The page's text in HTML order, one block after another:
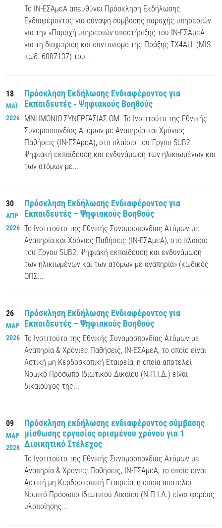
Το ΙΝ-ΕΣΑμεΑ απευθύνει Πρόσκληση Εκδήλωσης
Ενδιαφέροντος για σύναψη σύμβασης παροχής υπηρεσιών
για την «Παροχή υπηρεσιών υποστήριξης του ΙΝ-ΕΣΑμεΑ
για τη διαχείριση και συντονισμό της Πράξης TX4ALL (MIS
κωδ. 6007137) του...
18
ΜΑΪ
2026
Πρόσκληση Εκδήλωσης Ενδιαφέροντος για
Εκπαιδευτές - Ψηφιακούς Βοηθούς
ΜΝΗΜΟΝΙΟ ΣΥΝΕΡΓΑΣΙΑΣ ΟΜ Το Ινστιτούτο της Εθνικής
Συνομοσπονδίας Ατόμων με Αναπηρία και Χρόνιες
Παθήσεις (ΙΝ-ΕΣΑμεΑ), στο πλαίσιο του Έργου SUB2.
Ψηφιακή εκπαίδευση και ενδυνάμωση των ηλικιωμένων και
των ατόμων με...
30
ΑΠΡ
2026
Πρόσκληση Εκδήλωσης Ενδιαφέροντος για
Εκπαιδευτές – Ψηφιακούς Βοηθούς
Το Ινστιτούτο της Εθνικής Συνομοσπονδίας Ατόμων με
Αναπηρία και Χρόνιες Παθήσεις (ΙΝ-ΕΣΑμεΑ), στο πλαίσιο
του Έργου SUB2. Ψηφιακή εκπαίδευση και ενδυνάμωση
των ηλικιωμένων και των ατόμων με αναπηρία» (κωδικός
ΟΠΣ...
26
ΜΑΡ
2026
Πρόσκληση Εκδήλωσης Ενδιαφέροντος για
Εκπαιδευτές – Ψηφιακούς Βοηθούς
Το Ινστιτούτο της Εθνικής Συνομοσπονδίας Ατόμων με
Αναπηρία & Χρόνιες Παθήσεις, ΙΝ-ΕΣΑμεΑ, το οποίο είναι
Αστική μη Κερδοσκοπική Εταιρεία, η οποία αποτελεί
Νομικό Πρόσωπο Ιδιωτικού Δικαίου (Ν.Π.Ι.Δ.) είναι
δικαιούχος της...
09
ΜΑΡ
2026
Πρόσκληση εκδήλωσης ενδιαφέροντος σύμβασης
μίσθωσης εργασίας ορισμένου χρόνου για 1
Διοικητικό Στέλεχος
Το Ινστιτούτο της Εθνικής Συνομοσπονδίας Ατόμων με
Αναπηρία & Χρόνιες Παθήσεις, ΙΝ-ΕΣΑμεΑ, το οποίο είναι
Αστική μη Κερδοσκοπική Εταιρεία, η οποία αποτελεί
Νομικό Πρόσωπο Ιδιωτικού Δικαίου (Ν.Π.Ι.Δ.) είναι φορέας
υλοποίησης...